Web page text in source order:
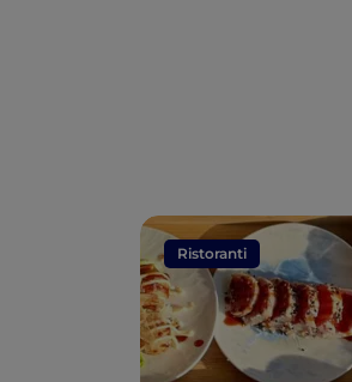
Ristoranti